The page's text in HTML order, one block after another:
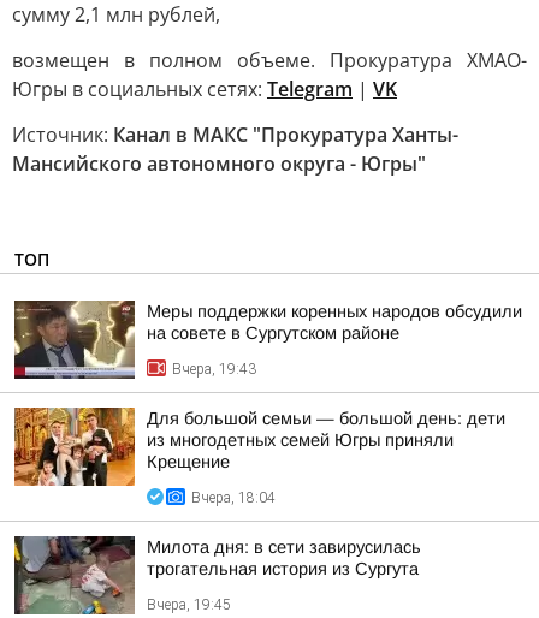
сумму 2,1 млн рублей,
возмещен в полном объеме. Прокуратура ХМАО-
Югры в социальных сетях: Telegram | VK
Источник: Канал в МАКС "Прокуратура Ханты-
Мансийского автономного округа - Югры"
ТОП
Меры поддержки коренных народов обсудили
на совете в Сургутском районе
Вчера, 19:43
Для большой семьи — большой день: дети
из многодетных семей Югры приняли
Крещение
Вчера, 18:04
Милота дня: в сети завирусилась
трогательная история из Сургута
Вчера, 19:45